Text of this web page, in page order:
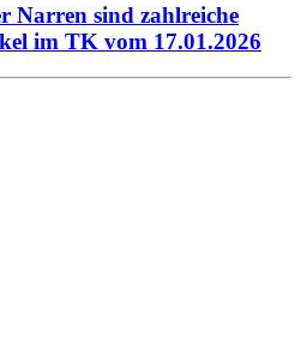
Narren sind zahlreiche
im TK vom 17.01.2026